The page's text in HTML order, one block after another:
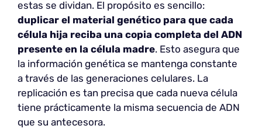
estas se dividan. El propósito es sencillo:
duplicar el material genético para que cada
célula hija reciba una copia completa del ADN
presente en la célula madre. Esto asegura que
la información genética se mantenga constante
a través de las generaciones celulares. La
replicación es tan precisa que cada nueva célula
tiene prácticamente la misma secuencia de ADN
que su antecesora.